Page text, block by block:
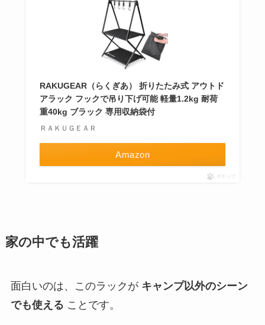
RAKUGEAR（らくぎあ） 折りたたみ式 アウトド
アラック フックで吊り下げ可能 軽量1.2kg 耐荷
重40kg ブラック 専用収納袋付
ＲＡＫＵＧＥＡＲ
Amazon
ポチップ
家の中でも活躍
面白いのは、このラックが キャンプ以外のシーン
でも使える ことです。